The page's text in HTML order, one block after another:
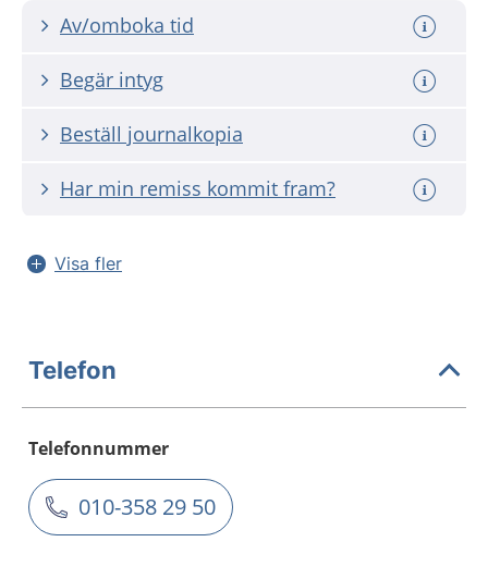
Av/omboka tid
Begär intyg
Beställ journalkopia
Har min remiss kommit fram?
Visa fler
Telefon
Telefonnummer
010-358 29 50